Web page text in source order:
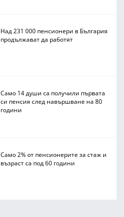
Над 231 000 пенсионери в България
продължават да работят
Само 14 души са получили първата
си пенсия след навършване на 80
години
Само 2% от пенсионерите за стаж и
възраст са под 60 години